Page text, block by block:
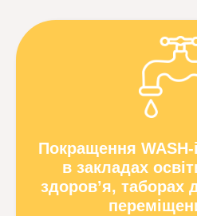
Покращення WASH-
в закладах
здоров’я, таборах